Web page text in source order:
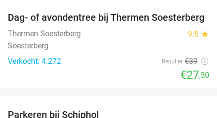
29%
Dag- of avondentree bij Thermen Soesterberg
Thermen Soesterberg 9.5 star
Soesterberg
Verkocht: 4.272
Regulier €39
€27,50
Parkeren bij Schiphol